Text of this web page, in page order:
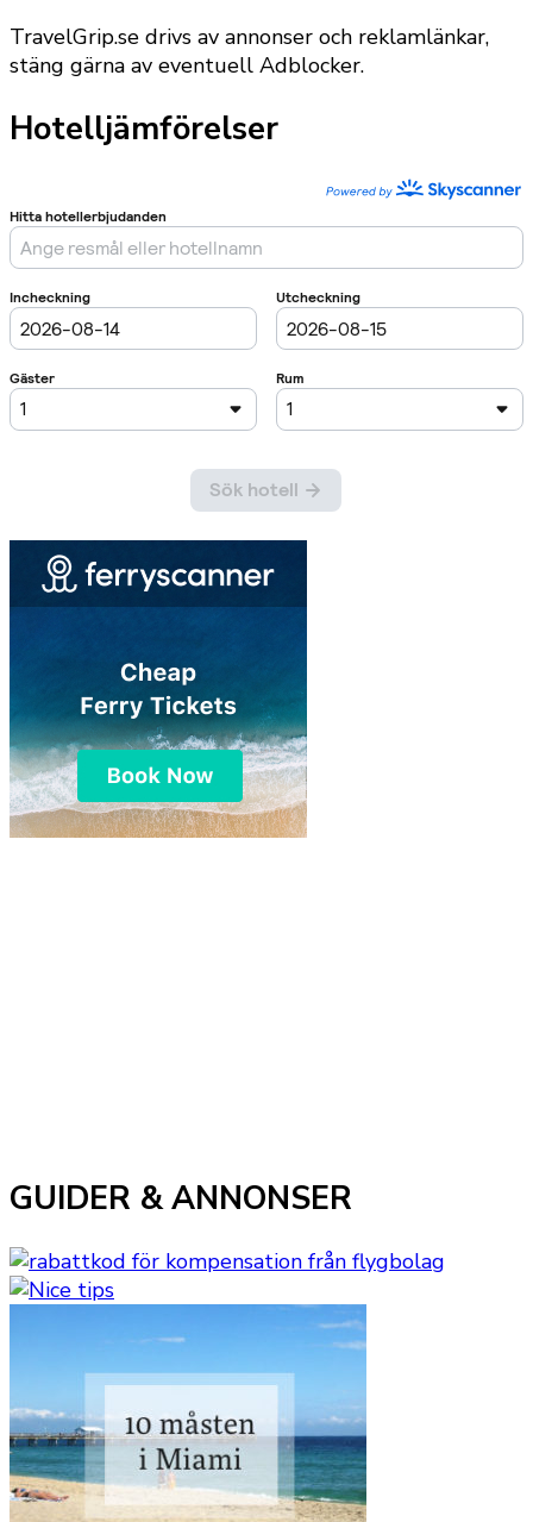
TravelGrip.se drivs av annonser och reklamlänkar,
stäng gärna av eventuell Adblocker.
Hotelljämförelser
GUIDER & ANNONSER